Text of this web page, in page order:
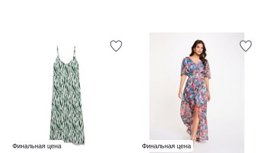
Финальная цена Финальная цена